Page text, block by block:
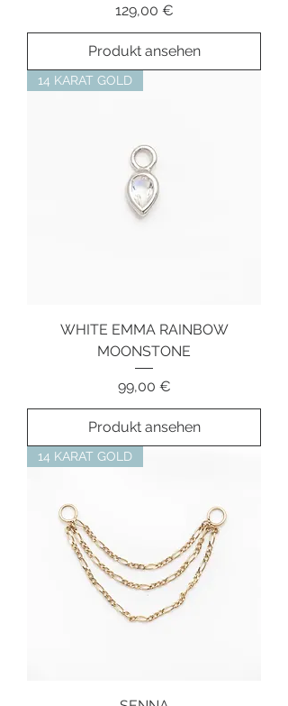
Preis
129,00 €
Produkt ansehen
14 KARAT GOLD
WHITE EMMA RAINBOW
MOONSTONE
Preis
99,00 €
Produkt ansehen
14 KARAT GOLD